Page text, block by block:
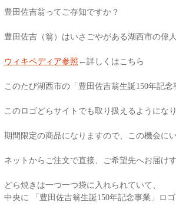
豊田佐吉翁ってご存知ですか？
豊田佐吉（翁）はいさごやがある湖西市の偉
ウィキペディア参照 ←詳しくはこちら
このたび湖西市の「豊田佐吉翁生誕150年記
このロゴどらサイトでも取り扱えるようになり
期間限定の商品になりますので、この機会に
ネットからご注文で直接、ご希望先へお届け
どら焼きは一つ一つ袋に入れられていて、
中央に 「豊田佐吉翁生誕150年記念事業」ロ